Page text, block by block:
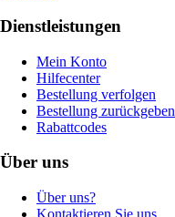
Dienstleistungen
Mein Konto
Hilfecenter
Bestellung verfolgen
Bestellung zurückgeben
Rabattcodes
Über uns
Über uns?
Kontaktieren Sie uns